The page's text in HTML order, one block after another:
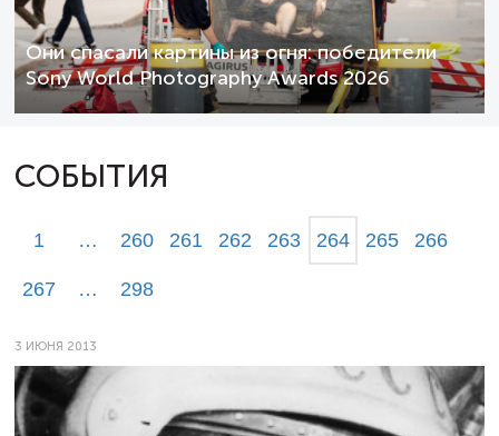
Они спасали картины из огня: победители
Sony World Photography Awards 2026
СОБЫТИЯ
1 … 260 261 262 263 264 265 266
267 … 298
3 ИЮНЯ 2013